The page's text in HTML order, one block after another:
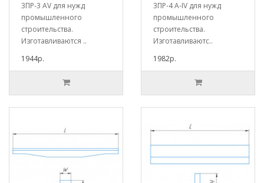
3ПР-3 АV для нужд
промышленного
строительства.
Изготавливаются ..
1944р.
3ПР-4 А-IV для нужд
промышленного
строительства.
Изготавливаютс..
1982р.